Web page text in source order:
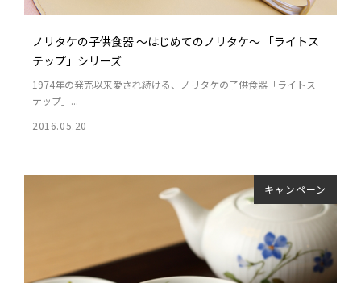
ノリタケの子供食器 ～はじめてのノリタケ～ 「ライトス
テップ」シリーズ
1974年の発売以来愛され続ける、ノリタケの子供食器「ライトス
テップ」...
2016.05.20
キャンペーン